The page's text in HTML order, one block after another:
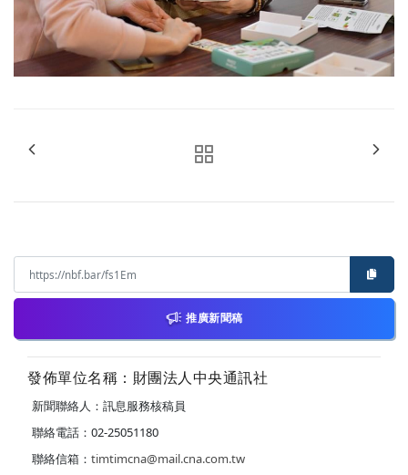
推廣新聞稿
發佈單位名稱：財團法人中央通訊社
新聞聯絡人：訊息服務核稿員
聯絡電話：02-25051180
聯絡信箱： timtimcna@mail.cna.com.tw